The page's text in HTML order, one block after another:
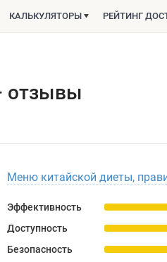
КАЛЬКУЛЯТОРЫ РЕЙТИНГ
отзывы
Меню китайской диеты,
Эффективность
Доступность
Безопасность